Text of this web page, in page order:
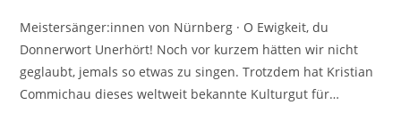
Meistersänger:innen von Nürnberg · O Ewigkeit, du
Donnerwort Unerhört! Noch vor kurzem hätten wir nicht
geglaubt, jemals so etwas zu singen. Trotzdem hat Kristian
Commichau dieses weltweit bekannte Kulturgut für…